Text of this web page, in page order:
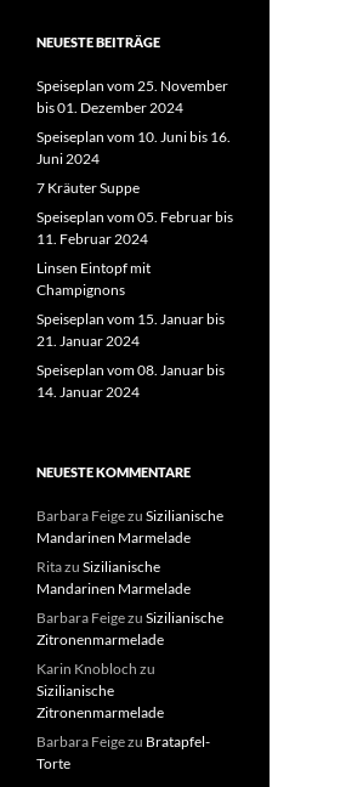
NEUESTE BEITRÄGE
Speiseplan vom 25. November
bis 01. Dezember 2024
Speiseplan vom 10. Juni bis 16.
Juni 2024
7 Kräuter Suppe
Speiseplan vom 05. Februar bis
11. Februar 2024
Linsen Eintopf mit
Champignons
Speiseplan vom 15. Januar bis
21. Januar 2024
Speiseplan vom 08. Januar bis
14. Januar 2024
NEUESTE KOMMENTARE
Barbara Feigezu Sizilianische
Mandarinen Marmelade
Ritazu Sizilianische
Mandarinen Marmelade
Barbara Feigezu Sizilianische
Zitronenmarmelade
Karin Knobloch zu
Sizilianische
Zitronenmarmelade
Barbara Feigezu Bratapfel-
Torte